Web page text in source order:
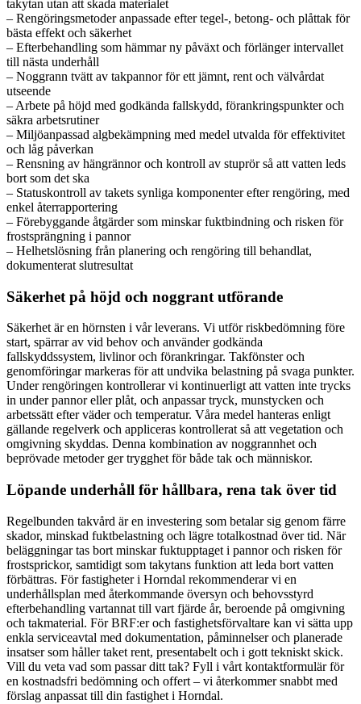
takytan utan att skada materialet
– Rengöringsmetoder anpassade efter tegel-, betong- och plåttak för
bästa effekt och säkerhet
– Efterbehandling som hämmar ny påväxt och förlänger intervallet
till nästa underhåll
– Noggrann tvätt av takpannor för ett jämnt, rent och välvårdat
utseende
– Arbete på höjd med godkända fallskydd, förankringspunkter och
säkra arbetsrutiner
– Miljöanpassad algbekämpning med medel utvalda för effektivitet
och låg påverkan
– Rensning av hängrännor och kontroll av stuprör så att vatten leds
bort som det ska
– Statuskontroll av takets synliga komponenter efter rengöring, med
enkel återrapportering
– Förebyggande åtgärder som minskar fuktbindning och risken för
frostsprängning i pannor
– Helhetslösning från planering och rengöring till behandlat,
dokumenterat slutresultat
Säkerhet på höjd och noggrant utförande
Säkerhet är en hörnsten i vår leverans. Vi utför riskbedömning före
start, spärrar av vid behov och använder godkända
fallskyddssystem, livlinor och förankringar. Takfönster och
genomföringar markeras för att undvika belastning på svaga punkter.
Under rengöringen kontrollerar vi kontinuerligt att vatten inte trycks
in under pannor eller plåt, och anpassar tryck, munstycken och
arbetssätt efter väder och temperatur. Våra medel hanteras enligt
gällande regelverk och appliceras kontrollerat så att vegetation och
omgivning skyddas. Denna kombination av noggrannhet och
beprövade metoder ger trygghet för både tak och människor.
Löpande underhåll för hållbara, rena tak över tid
Regelbunden takvård är en investering som betalar sig genom färre
skador, minskad fuktbelastning och lägre totalkostnad över tid. När
beläggningar tas bort minskar fuktupptaget i pannor och risken för
frostsprickor, samtidigt som takytans funktion att leda bort vatten
förbättras. För fastigheter i Horndal rekommenderar vi en
underhållsplan med återkommande översyn och behovsstyrd
efterbehandling vartannat till vart fjärde år, beroende på omgivning
och takmaterial. För BRF:er och fastighetsförvaltare kan vi sätta upp
enkla serviceavtal med dokumentation, påminnelser och planerade
insatser som håller taket rent, presentabelt och i gott tekniskt skick.
Vill du veta vad som passar ditt tak? Fyll i vårt kontaktformulär för
en kostnadsfri bedömning och offert – vi återkommer snabbt med
förslag anpassat till din fastighet i Horndal.